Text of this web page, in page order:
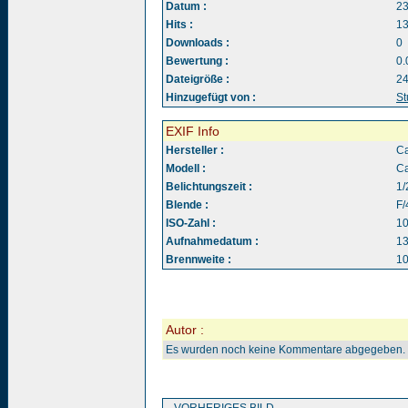
Datum :
Hits :
Downloads :
0
Bewertung :
Dateigröße :
Hinzugefügt von :
EXIF Info
Hersteller :
Modell :
Belichtungszeit :
Blende :
ISO-Zahl :
Aufnahmedatum :
Brennweite :
Autor :
Es wurden noch keine Kommentare abgegeben.